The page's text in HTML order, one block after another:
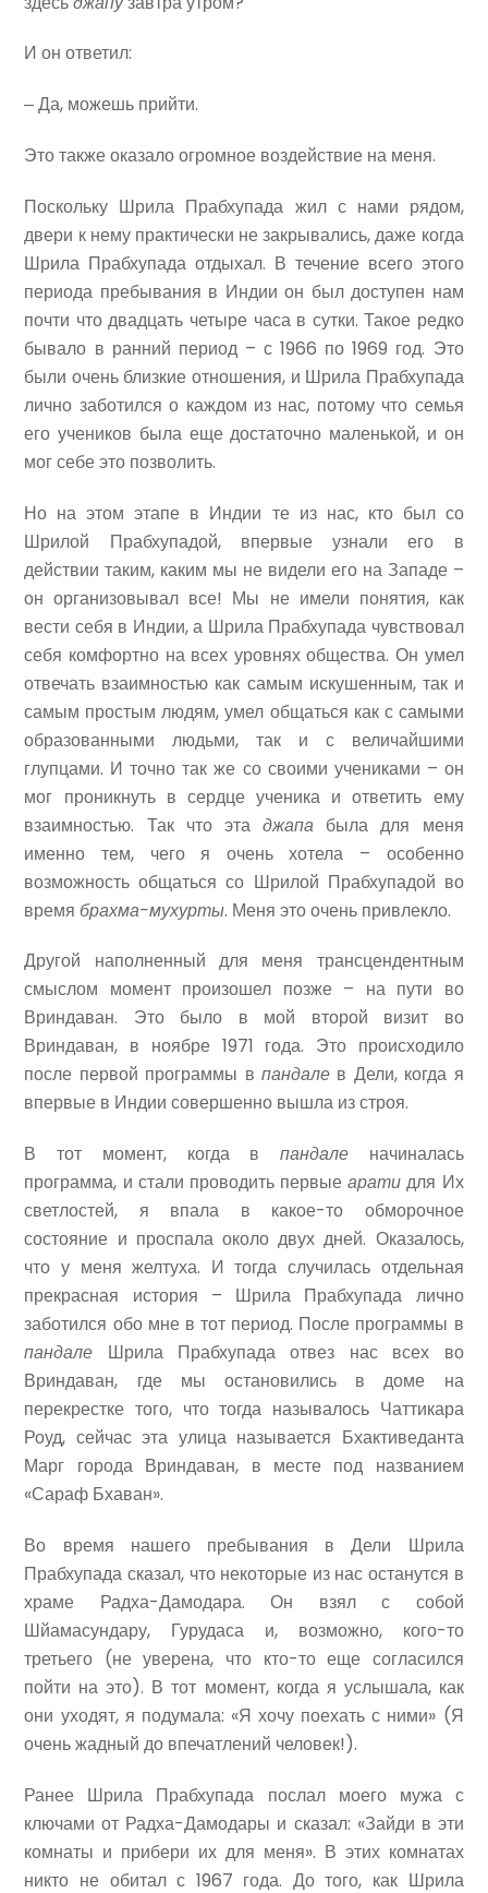
И он ответил:
‒ Да, можешь прийти.
Это также оказало огромное воздействие на меня.
Поскольку Шрила Прабхупада жил с нами рядом,
двери к нему практически не закрывались, даже когда
Шрила Прабхупада отдыхал. В течение всего этого
периода пребывания в Индии он был доступен нам
почти что двадцать четыре часа в сутки. Такое редко
бывало в ранний период – с 1966 по 1969 год. Это
были очень близкие отношения, и Шрила Прабхупада
лично заботился о каждом из нас, потому что семья
его учеников была еще достаточно маленькой, и он
мог себе это позволить.
Но на этом этапе в Индии те из нас, кто был со
Шрилой Прабхупадой, впервые узнали его в
действии таким, каким мы не видели его на Западе –
он организовывал все! Мы не имели понятия, как
вести себя в Индии, а Шрила Прабхупада чувствовал
себя комфортно на всех уровнях общества. Он умел
отвечать взаимностью как самым искушенным, так и
самым простым людям, умел общаться как с самыми
образованными людьми, так и с величайшими
глупцами. И точно так же со своими учениками – он
мог проникнуть в сердце ученика и ответить ему
взаимностью. Так что этаджапа была для меня
именно тем, чего я очень хотела – особенно
возможность общаться со Шрилой Прабхупадой во
время брахма-мухурты. Меня это очень привлекло.
Другой наполненный для меня трансцендентным
смыслом момент произошел позже – на пути во
Вриндаван. Это было в мой второй визит во
Вриндаван, в ноябре 1971 года. Это происходило
после первой программы в пандале в Дели, когда я
впервые в Индии совершенно вышла из строя.
В тот момент, когда в пандаленачиналась
программа, и стали проводить первыеарати для Их
светлостей, я впала в какое-то обморочное
состояние и проспала около двух дней. Оказалось,
что у меня желтуха. И тогда случилась отдельная
прекрасная история – Шрила Прабхупада лично
заботился обо мне в тот период. После программы в
пандале Шрила Прабхупада отвез нас всех во
Вриндаван, где мы остановились в доме на
перекрестке того, что тогда называлось Чаттикара
Роуд, сейчас эта улица называется Бхактиведанта
Марг города Вриндаван, в месте под названием
«Сараф Бхаван».
Во время нашего пребывания в Дели Шрила
Прабхупада сказал, что некоторые из нас останутся в
храме Радха-Дамодара. Он взял с собой
Шйамасундару, Гурудаса и, возможно, кого-то
третьего (не уверена, что кто-то еще согласился
пойти на это). В тот момент, когда я услышала, как
они уходят, я подумала: «Я хочу поехать с ними» (Я
очень жадный до впечатлений человек!).
Ранее Шрила Прабхупада послал моего мужа с
ключами от Радха-Дамодары и сказал: «Зайди в эти
комнаты и прибери их для меня». В этих комнатах
никто не обитал с 1967 года. До того, как Шрила